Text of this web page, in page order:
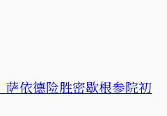
依德险胜密歇根参院初